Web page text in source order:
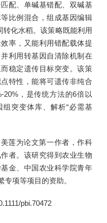
配、单碱基错配、双碱基
比例混合，组成基因编辑
转化水稻。该策略既能利用
率，又能利用错配载体提
利用转基因自清除机制在
稳定遗传目标突变。该策
特性，能将可遗传非纯合
20%，是传统方法的6倍以
组突变体库、解析“必需基
莲为论文第一作者，作科
者。该研究得到农业生物
金、中国农业科学院青年
项等项目的资助。
pbi.70472